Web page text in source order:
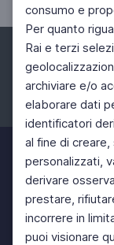
consumo e
Per quanto
Rai e terzi
archiviare e/o
elaborare dati
identificatori
al fine di
personalizzati,
derivare
prestare,
incorrere in
puoi visionare
Facebook